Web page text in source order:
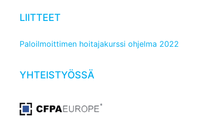
LIITTEET
Paloilmoittimen hoitajakurssi ohjelma 2022
YHTEISTYÖSSÄ